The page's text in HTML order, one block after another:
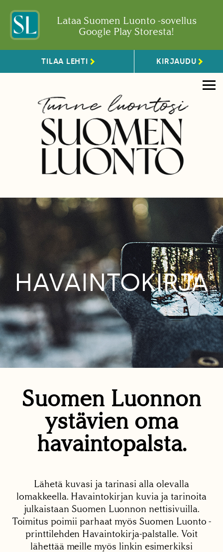
Lataa Suomen Luonto -sovellus
Google Play Storesta!
TILAA LEHTI KIRJAUDU
HAVAINTOKIRJA
Suomen Luonnon
ystävien oma
havaintopalsta.
Lähetä kuvasi ja tarinasi alla olevalla
lomakkeella. Havaintokirjan kuvia ja tarinoita
julkaistaan Suomen Luonnon nettisivuilla.
Toimitus poimii parhaat myös Suomen Luonto -
printtilehden Havaintokirja-palstalle. Voit
lähettää meille myös linkin esimerkiksi